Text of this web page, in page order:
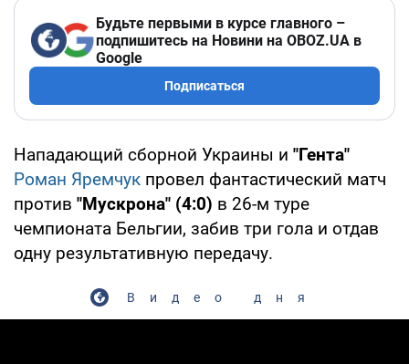
Будьте первыми в курсе главного –
подпишитесь на Новини на OBOZ.UA в
Google
Подписаться
Нападающий сборной Украины и "Гента"
Роман Яремчук провел фантастический матч
против "Мускрона" (4:0) в 26-м туре
чемпионата Бельгии, забив три гола и отдав
одну результативную передачу.
Видео дня